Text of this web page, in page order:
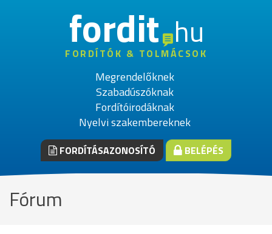
fordithu
FORDÍTÓK & TOLMÁCSOK
Megrendelőknek
Szabadúszóknak
Fordítóirodáknak
Nyelvi szakembereknek
FORDÍTÁSAZONOSÍTÓ BELÉPÉS
Fórum